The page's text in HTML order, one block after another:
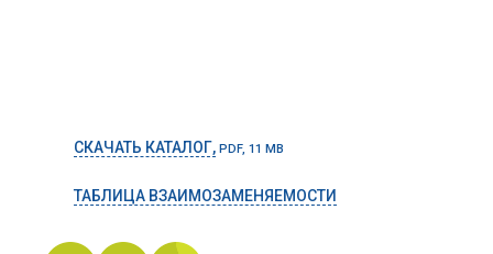
СКАЧАТЬ КАТАЛОГ, PDF, 11 MB
ТАБЛИЦА ВЗАИМОЗАМЕНЯЕМОСТИ